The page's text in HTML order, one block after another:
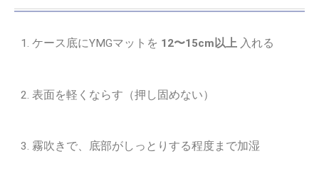
ケース底にYMGマットを 12〜15cm以上 入れる
表面を軽くならす（押し固めない）
霧吹きで、底部がしっとりする程度まで加湿